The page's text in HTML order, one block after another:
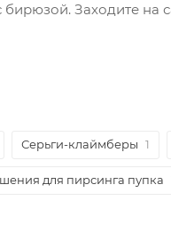
Заходите на
Серьги-клаймберы 1
для пирсинга пупка